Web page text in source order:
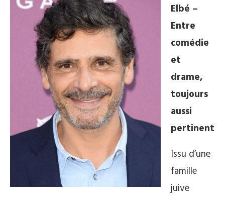
Elbé –
Entre
comédie
et
drame,
toujours
aussi
pertinent
Issu d’une
famille
juive